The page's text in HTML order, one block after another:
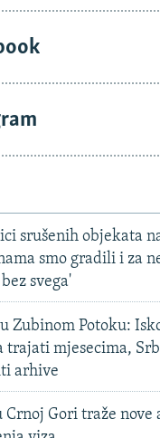
srušenih objekata
smo gradili i za
svega'
Zubinom Potoku:
trajati mjesecima,
arhive
Crnoj Gori traže nove